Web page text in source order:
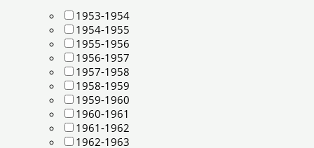
1953-1954
1954-1955
1955-1956
1956-1957
1957-1958
1958-1959
1959-1960
1960-1961
1961-1962
1962-1963